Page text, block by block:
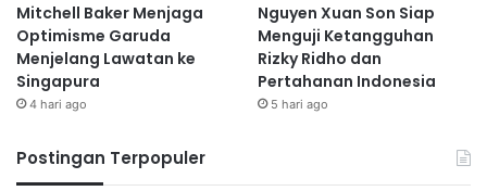
Mitchell Baker Menjaga
Optimisme Garuda
Menjelang Lawatan ke
Singapura
4 hari ago
Nguyen Xuan Son Siap
Menguji Ketangguhan
Rizky Ridho dan
Pertahanan Indonesia
5 hari ago
Postingan Terpopuler